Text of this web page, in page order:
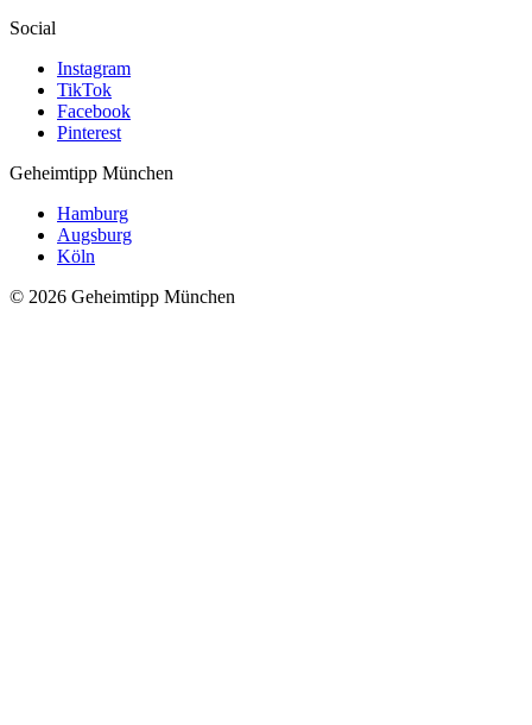
Social
Instagram
TikTok
Facebook
Pinterest
Geheimtipp München
Hamburg
Augsburg
Köln
© 2026 Geheimtipp München